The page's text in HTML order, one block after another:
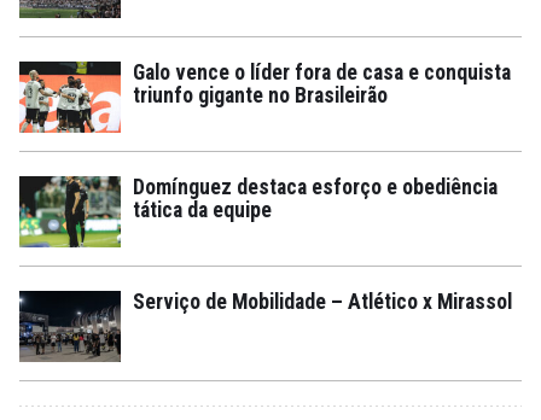
Galo vence o líder fora de casa e conquista
triunfo gigante no Brasileirão
Domínguez destaca esforço e obediência
tática da equipe
Serviço de Mobilidade – Atlético x Mirassol